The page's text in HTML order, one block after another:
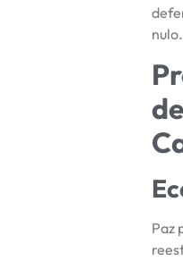
nulo.
de
Paz